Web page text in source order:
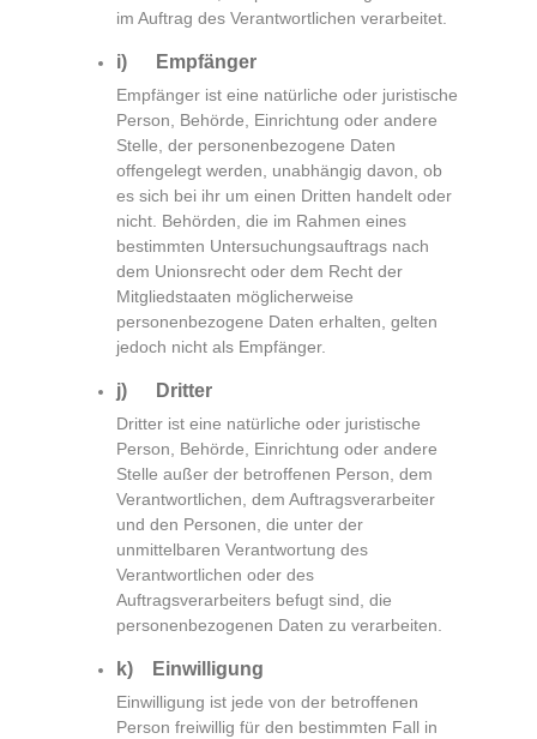
im Auftrag des Verantwortlichen verarbeitet.
i) Empfänger
Empfänger ist eine natürliche oder juristische
Person, Behörde, Einrichtung oder andere
Stelle, der personenbezogene Daten
offengelegt werden, unabhängig davon, ob
es sich bei ihr um einen Dritten handelt oder
nicht. Behörden, die im Rahmen eines
bestimmten Untersuchungsauftrags nach
dem Unionsrecht oder dem Recht der
Mitgliedstaaten möglicherweise
personenbezogene Daten erhalten, gelten
jedoch nicht als Empfänger.
j) Dritter
Dritter ist eine natürliche oder juristische
Person, Behörde, Einrichtung oder andere
Stelle außer der betroffenen Person, dem
Verantwortlichen, dem Auftragsverarbeiter
und den Personen, die unter der
unmittelbaren Verantwortung des
Verantwortlichen oder des
Auftragsverarbeiters befugt sind, die
personenbezogenen Daten zu verarbeiten.
k) Einwilligung
Einwilligung ist jede von der betroffenen
Person freiwillig für den bestimmten Fall in